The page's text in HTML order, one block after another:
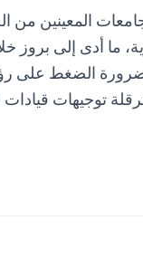
المعينين
ما أدى إلى بروز
الضغط على
توجيهات قيادات